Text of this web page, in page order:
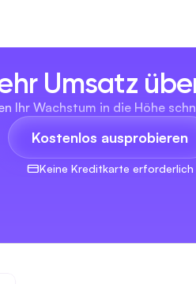
Umsatz
Ihr Wachstum in die Höhe
Kostenlos ausprobieren
Keine Kreditkarte erforderlich